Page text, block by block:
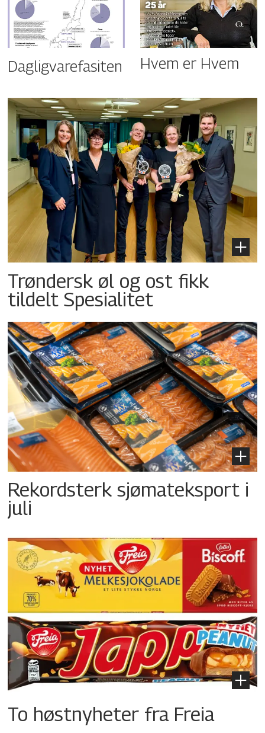
Dagligvarefasiten Hvem er Hvem
Trøndersk øl og ost fikk
tildelt Spesialitet
Rekordsterk sjømateksport i
juli
To høstnyheter fra Freia